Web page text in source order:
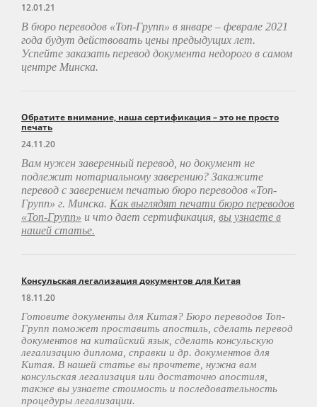
12.01.21
В бюро переводов «Топ-Групп» в январе – феврале 2021
года будут действовать цены предыдущих лет.
Успейте заказать перевод документа недорого в самом
центре Минска.
Обратите внимание, наша сертификация – это не просто
печать
24.11.20
Вам нужен заверенный перевод, но документ не
подлежит нотариальному заверению? Закажите
перевод с заверением печатью бюро переводов «Топ-
Групп» г. Минска. Как выглядят печати бюро переводов
«Топ-Групп» и что дает сертификация, вы узнаете в
нашей статье.
Консульская легализация документов для Китая
18.11.20
Готовите документы для Китая? Бюро переводов Топ-
Групп поможет проставить апостиль, сделать перевод
документов на китайский язык, сделать консульскую
легализацию диплома, справки и др. документов для
Китая. В нашей статье вы прочтете, нужна вам
консульская легализация или достаточно апостиля,
также вы узнаете стоимость и последовательность
процедуры легализации.